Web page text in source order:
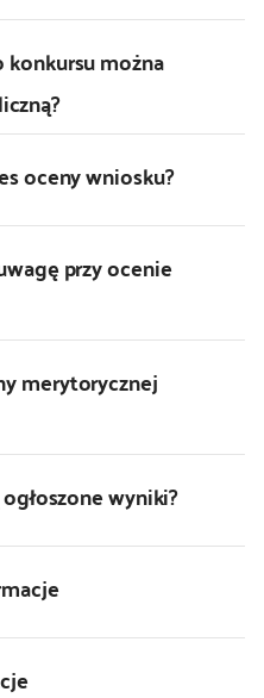
konkursu można
oceny wniosku?
przy ocenie
merytorycznej
wyniki?